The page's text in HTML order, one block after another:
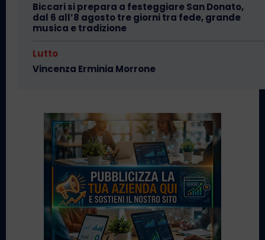
Biccari si prepara a festeggiare San Donato,
dal 6 all’8 agosto tre giorni tra fede, grande
musica e tradizione
Lutto
Vincenza Erminia Morrone